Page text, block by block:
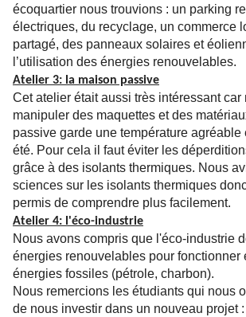
écoquartier nous trouvions : un parking
électriques, du recyclage, un commerce
partagé, des panneaux solaires et
l’utilisation des énergies renouvelables.
Atelier 3: la maison passive
Cet atelier était aussi très intéressant car
manipuler des maquettes et des
passive garde une température agréable
été. Pour cela il faut éviter les
grâce à des isolants thermiques. Nous
sciences sur les isolants thermiques
permis de comprendre plus facilement.
Atelier 4: l'éco-industrie
Nous avons compris que l'éco-industrie
énergies renouvelables pour fonctionner
énergies fossiles (pétrole, charbon).
Nous remercions les étudiants qui nous
de nous investir dans un nouveau projet